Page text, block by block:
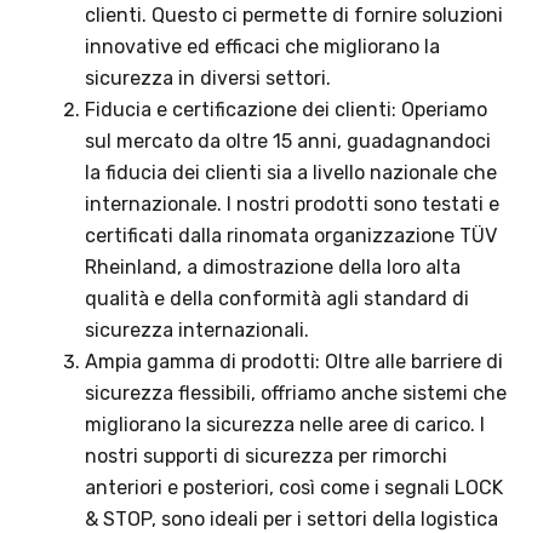
clienti. Questo ci permette di fornire soluzioni
innovative ed efficaci che migliorano la
sicurezza in diversi settori.
Fiducia e certificazione dei clienti: Operiamo
sul mercato da oltre 15 anni, guadagnandoci
la fiducia dei clienti sia a livello nazionale che
internazionale. I nostri prodotti sono testati e
certificati dalla rinomata organizzazione TÜV
Rheinland, a dimostrazione della loro alta
qualità e della conformità agli standard di
sicurezza internazionali.
Ampia gamma di prodotti: Oltre alle barriere di
sicurezza flessibili, offriamo anche sistemi che
migliorano la sicurezza nelle aree di carico. I
nostri supporti di sicurezza per rimorchi
anteriori e posteriori, così come i segnali LOCK
& STOP, sono ideali per i settori della logistica